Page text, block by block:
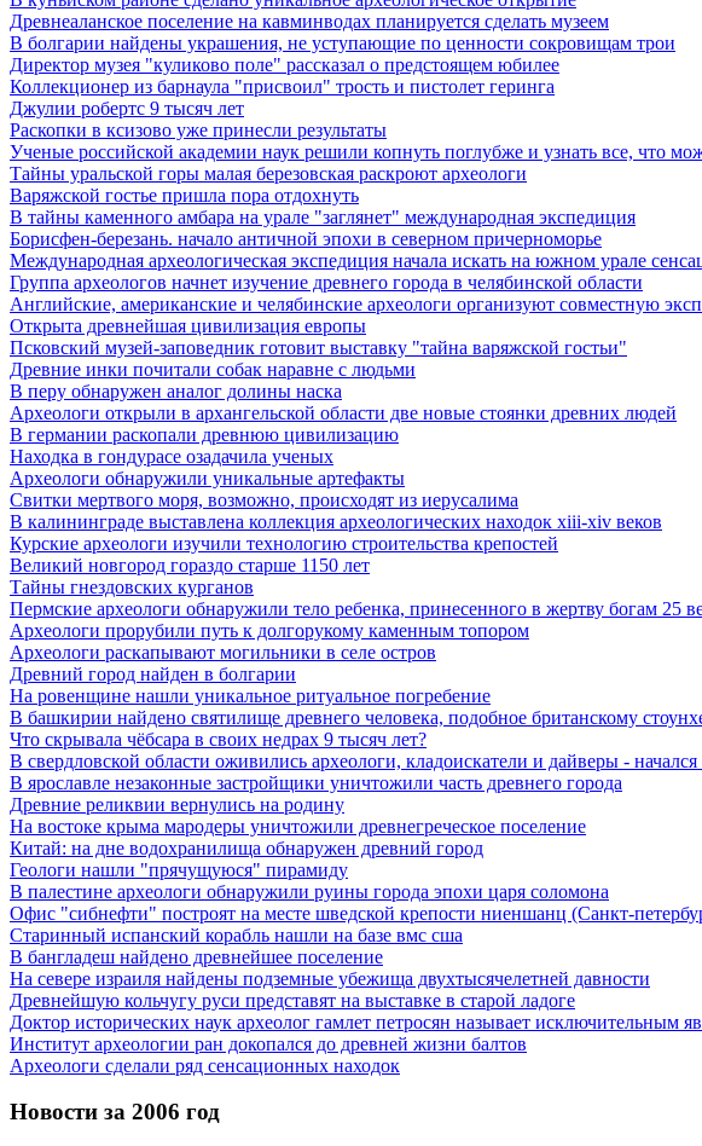
Древнеаланское поселение на кавминводах планируется сделать музеем
В болгарии найдены украшения, не уступающие по ценности сокровищам трои
Директор музея "куликово поле" рассказал о предстоящем юбилее
Коллекционер из барнаула "присвоил" трость и пистолет геринга
Джулии робертс 9 тысяч лет
Раскопки в ксизово уже принесли результаты
Ученые российской академии наук решили копнуть поглубже и узнать все, что
Тайны уральской горы малая березовская раскроют археологи
Варяжской гостье пришла пора отдохнуть
В тайны каменного амбара на урале "заглянет" международная экспедиция
Борисфен-березань. начало античной эпохи в северном причерноморье
Международная археологическая экспедиция начала искать на южном урале
Группа археологов начнет изучение древнего города в челябинской области
Английские, американские и челябинские археологи организуют совместную
Открыта древнейшая цивилизация европы
Псковский музей-заповедник готовит выставку "тайна варяжской гостьи"
Древние инки почитали собак наравне с людьми
В перу обнаружен аналог долины наска
Археологи открыли в архангельской области две новые стоянки древних людей
В германии раскопали древнюю цивилизацию
Находка в гондурасе озадачила ученых
Археологи обнаружили уникальные артефакты
Свитки мертвого моря, возможно, происходят из иерусалима
В калининграде выставлена коллекция археологических находок xiii-xiv веков
Курские археологи изучили технологию строительства крепостей
Великий новгород гораздо старше 1150 лет
Тайны гнездовских курганов
Пермские археологи обнаружили тело ребенка, принесенного в жертву богам 25
Археологи прорубили путь к долгорукому каменным топором
Археологи раскапывают могильники в селе остров
Древний город найден в болгарии
На ровенщине нашли уникальное ритуальное погребение
В башкирии найдено святилище древнего человека, подобное британскому
Что скрывала чёбсара в своих недрах 9 тысяч лет?
В свердловской области оживились археологи, кладоискатели и дайверы - начался
В ярославле незаконные застройщики уничтожили часть древнего города
Древние реликвии вернулись на родину
На востоке крыма мародеры уничтожили древнегреческое поселение
Китай: на дне водохранилища обнаружен древний город
Геологи нашли "прячущуюся" пирамиду
В палестине археологи обнаружили руины города эпохи царя соломона
Офис "сибнефти" построят на месте шведской крепости ниеншанц (Санкт-
Старинный испанский корабль нашли на базе вмс сша
В бангладеш найдено древнейшее поселение
На севере израиля найдены подземные убежища двухтысячелетней давности
Древнейшую кольчугу руси представят на выставке в старой ладоге
Доктор исторических наук археолог гамлет петросян называет исключительным
Институт археологии ран докопался до древней жизни балтов
Археологи сделали ряд сенсационных находок
Новости за 2006 год